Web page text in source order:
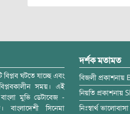
বিপ্লব ঘটতে যাচ্ছে এবং
সময়। এই
মুভি ডেটাবেজ -
বাংলাদেশী সিনেমা
দর্শক মতামত
বিজলী প্রকাশনায়
নিয়তি প্রকাশনায়
নিঃস্বার্থ ভালোবাসা